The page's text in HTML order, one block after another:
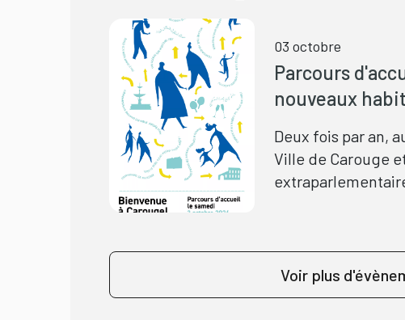
03 octobre
Parcours
nouveaux
Deux fois par an,
Ville de Carouge
nouveau lieu de
Voir plus